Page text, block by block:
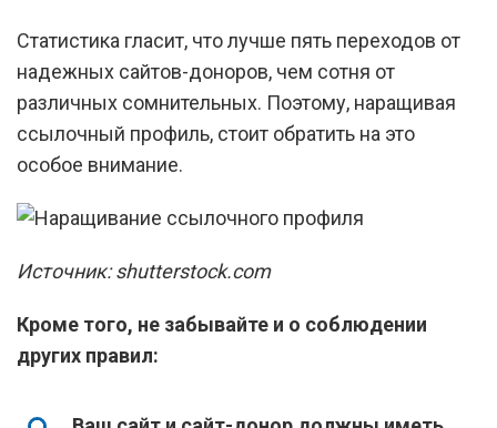
Статистика гласит, что лучше пять переходов от
надежных сайтов-доноров, чем сотня от
различных сомнительных. Поэтому, наращивая
ссылочный профиль, стоит обратить на это
особое внимание.
Источник: shutterstock.com
Кроме того, не забывайте и о соблюдении
других правил: